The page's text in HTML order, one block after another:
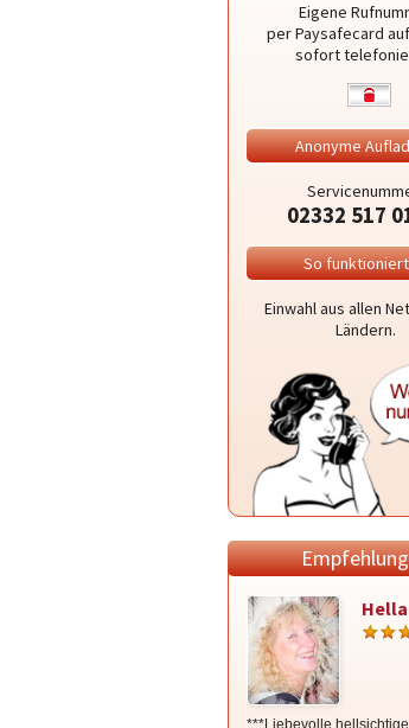
Eigene
per Paysafecard
sofort
Anonyme
02332 517
So
Einwahl aus allen
Ländern.
Hella
***Liebevolle hellsichtige